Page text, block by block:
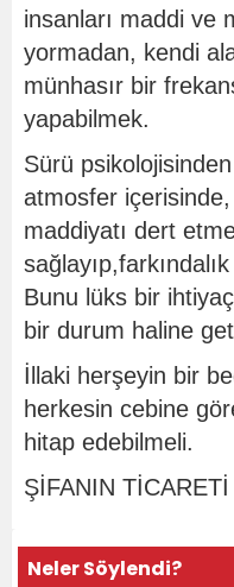
insanları maddi ve
yormadan, kendi
münhasır bir
yapabilmek.
Sürü
atmosfer
maddiyatı dert
Bunu lüks bir
bir durum haline
İllaki herşeyin bir
herkesin cebine
hitap edebilmeli.
ŞİFANIN
Neler Söylendi?